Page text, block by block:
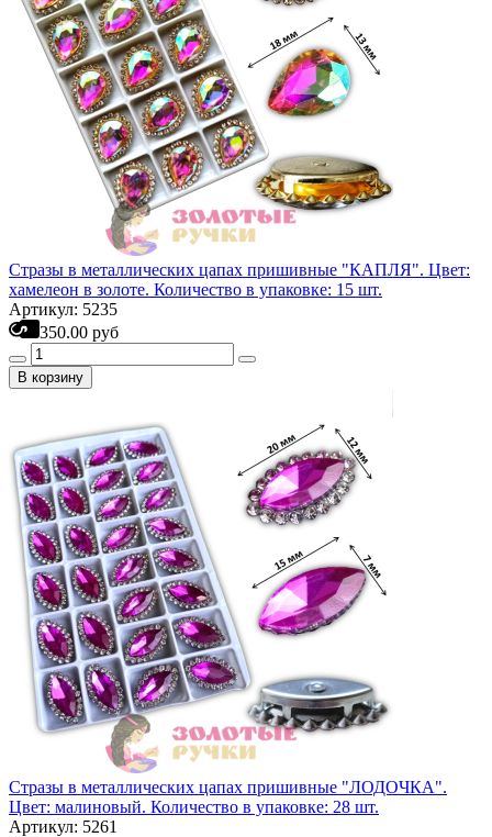
Стразы в металлических цапах пришивные "КАПЛЯ". Цвет:
хамелеон в золоте. Количество в упаковке: 15 шт.
Артикул: 5235
350.00 руб
В корзину
Стразы в металлических цапах пришивные "ЛОДОЧКА".
Цвет: малиновый. Количество в упаковке: 28 шт.
Артикул: 5261